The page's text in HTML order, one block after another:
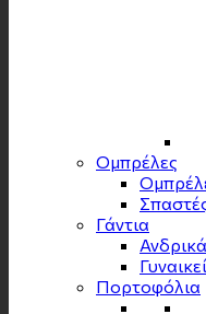
Ομπρέλες
Γάντια
Πορτοφόλια